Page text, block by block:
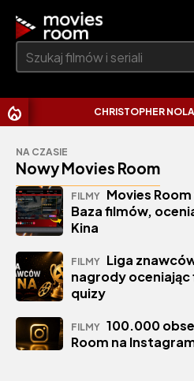
Szukaj:
CHRISTOPHER
NA CZASIE
Nowy Movies Room
FILMY Movies
Baza filmów,
Kina
FILMY Liga
nagrody oceniając
quizy
FILMY 100.000
Room na